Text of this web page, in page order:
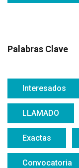
Palabras Clave
Interesados
LLAMADO
Exactas
Convocatoria